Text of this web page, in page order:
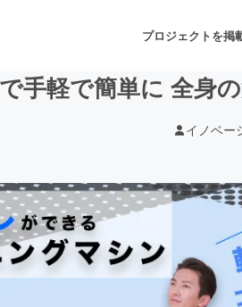
プロジェクトを掲
音楽
ト ゲーム・サービス開発
手軽で簡単に 全身
イノベー